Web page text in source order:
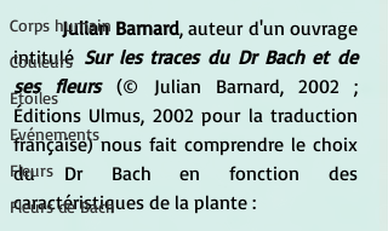
Corps humain
Couleurs
Etoiles
Evénements
Fleurs
Fleurs de Bach
Julian Barnard, auteur d'un ouvrage
intitulé Sur les traces du Dr Bach et de
ses fleurs
(© Julian Barnard, 2002 ;
Éditions Ulmus, 2002 pour la traduction
française) nous fait comprendre le choix
du Dr Bach en fonction des
caractéristiques de la plante :